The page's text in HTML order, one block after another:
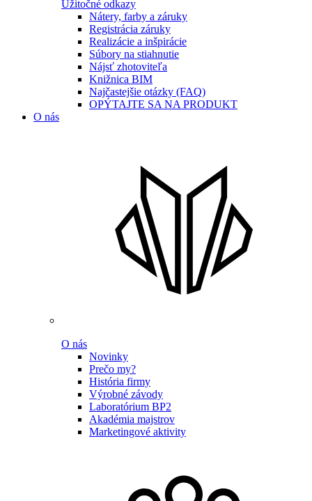
Užitočné odkazy
Nátery, farby a záruky
Registrácia záruky
Realizácie a inšpirácie
Súbory na stiahnutie
Nájsť zhotoviteľa
Knižnica BIM
Najčastejšie otázky (FAQ)
OPÝTAJTE SA NA PRODUKT
O nás
O nás
Novinky
Prečo my?
História firmy
Výrobné závody
Laboratórium BP2
Akadémia majstrov
Marketingové aktivity